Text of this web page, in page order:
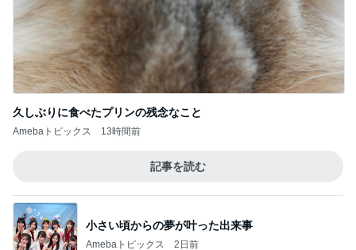
久しぶりに食べたプリンの残念なこと
Amebaトピックス 13時間前
記事を読む
小さい頃からの夢が叶った出来事
Amebaトピックス 2日前